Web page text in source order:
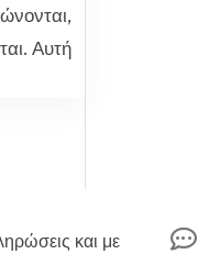
Αυτή
και με
